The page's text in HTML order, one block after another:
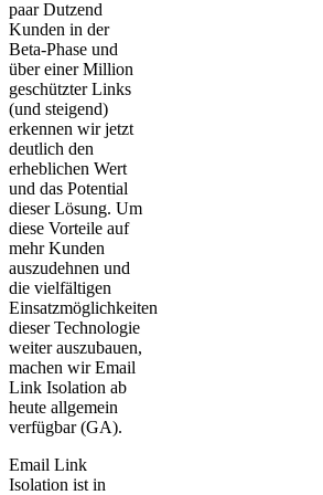
paar Dutzend
Kunden in der
Beta-Phase und
über einer Million
geschützter Links
(und steigend)
erkennen wir jetzt
deutlich den
erheblichen Wert
und das Potential
dieser Lösung. Um
diese Vorteile auf
mehr Kunden
auszudehnen und
die vielfältigen
Einsatzmöglichkeiten
dieser Technologie
weiter auszubauen,
machen wir Email
Link Isolation ab
heute allgemein
verfügbar (GA).
Email Link
Isolation ist in